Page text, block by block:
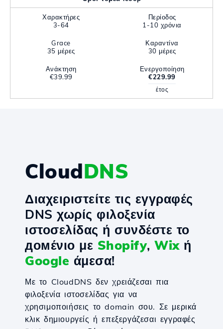
Χαρακτήρες
3-64
Περίοδος
1-10 χρόνια
Grace
35 μέρες
Καραντίνα
30 μέρες
Ανάκτηση
€39.99
Ενεργοποίηση
€229.99
έτος
CloudDNS
Διαχειριστείτε τις εγγραφές
DNS χωρίς φιλοξενία
ιστοσελίδας ή συνδέστε το
домένιο με Shopify, Wixή
Google άμεσα!
Με το CloudDNS δεν χρειάζεσαι πια
φιλοξενία ιστοσελίδας για να
χρησιμοποιήσεις το domain σου. Σε μερικά
κλικ δημιουργείς ή επεξεργάζεσαι εγγραφές